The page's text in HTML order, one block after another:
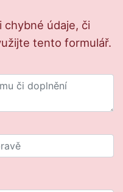
chybné údaje, či
tento formulář.